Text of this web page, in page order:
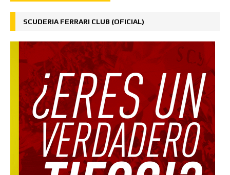
SCUDERIA FERRARI CLUB (OFICIAL)